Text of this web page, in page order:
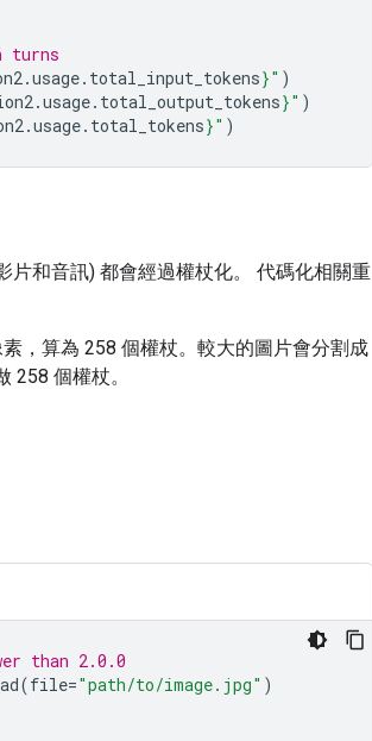
turns
.usage. total_input_tokens}" )
.usage. total_output_tokens}" )
.usage. total_tokens}" )
片和音訊) 都會經過權杖化。 代碼化相關重
，算為 258 個權杖。較大的圖片會分割成
258 個權杖。
than 2.0.0
(file="path/to/image.jpg" )